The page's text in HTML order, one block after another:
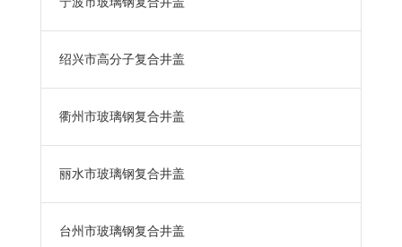
绍兴市高分子复合井盖
衢州市玻璃钢复合井盖
丽水市玻璃钢复合井盖
台州市玻璃钢复合井盖